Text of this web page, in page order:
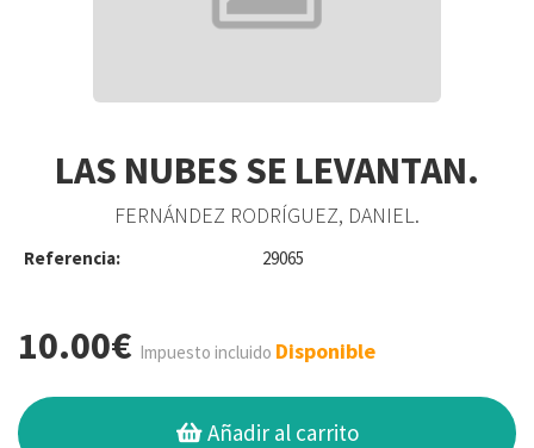
LAS NUBES SE LEVANTAN.
FERNÁNDEZ RODRÍGUEZ, DANIEL.
Referencia: 29065
10.00€ Impuesto incluido Disponible
Añadir al carrito